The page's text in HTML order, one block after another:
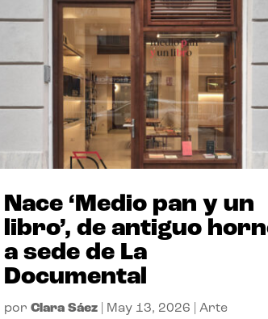
Nace ‘Medio pan y un
libro’, de antiguo
a sede de La
Documental
por Clara Sáez| May 13, 2026 Arte